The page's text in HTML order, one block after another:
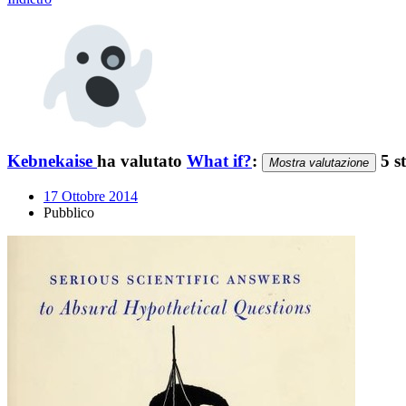
Kebnekaise ha valutato What if?: Mostra valutazione 5
17 Ottobre 2014
Pubblico